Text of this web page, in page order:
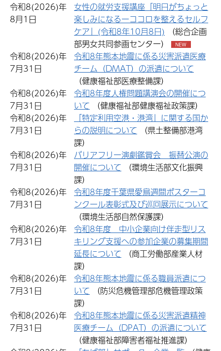
令和8(2026)年
8月1日
女性の就労支援講座「明日がちょっと
楽しみになるーココロを整えるセルフ
ケア」(令和8年10月8日) （総合企画
部男女共同参画センター）
令和8(2026)年
7月31日
令和8年熊本地震に係る災害派遣医療
チーム（DMAT）の派遣について
（健康福祉部医療整備課）
令和8(2026)年
7月31日
令和8年度人権問題講演会の開催につ
いて （健康福祉部健康福祉政策課）
令和8(2026)年
7月31日
「特定利用空港・港湾」に関する国か
らの説明について （県土整備部港湾
課）
令和8(2026)年
7月31日
バリアフリー演劇鑑賞会 振替公演の
開催について （環境生活部文化振興
課）
令和8(2026)年
7月31日
令和8年度千葉県愛鳥週間ポスターコ
ンクール表彰式及び巡回展示について
（環境生活部自然保護課）
令和8(2026)年
7月31日
令和8年度 中小企業向け伴走型リス
キリング支援への参加企業の募集期間
延長について （商工労働部産業人材
課）
令和8(2026)年
7月31日
令和8年熊本地震に係る職員派遣につ
いて （防災危機管理部危機管理政策
課）
令和8(2026)年
7月31日
令和8年熊本地震に係る災害派遣精神
医療チーム（DPAT）の派遣について
（健康福祉部障害者福祉推進課）